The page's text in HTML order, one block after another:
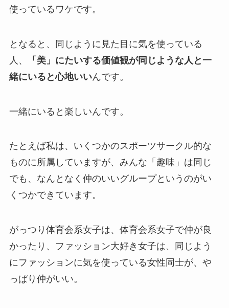
使っているワケです。
となると、同じように見た目に気を使っている
人、
「美」にたいする価値観が同じような人と一
緒にいると心地いいんです。
一緒にいると楽しいんです。
たとえば私は、いくつかのスポーツサークル的な
ものに所属していますが、みんな「趣味」は同じ
でも、なんとなく仲のいいグループというのがい
くつかできています。
がっつり体育会系女子は、体育会系女子で仲が良
かったり、ファッション大好き女子は、同じよう
にファッションに気を使っている女性同士が、や
っぱり仲がいい。